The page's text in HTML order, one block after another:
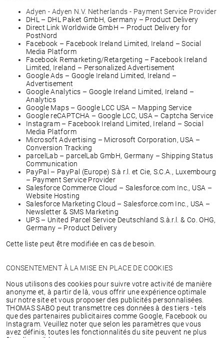
Adyen - Adyen N.V. Netherlands - Payment Service Provider
DHL – DHL Paket GmbH, Germany – Product Delivery
Direct Link Worldwide GmbH – Product Delivery for
PostNord
Facebook – Facebook Ireland Limited, Ireland – Social
Media Platform
Facebook Remarketing/Retargeting – Facebook Ireland
Limited, Ireland – Personalized Advertisement
Google Ads – Google Ireland Limited, Ireland –
Advertisement
Google Analytics – Google Ireland Limited, Ireland –
Analytics
Google Maps – Google LCC USA – Mapping Service
Google reCAPTCHA – Google LCC, USA – Captcha Service
Instagram – Facebook Ireland Limited, Ireland – Social
Media Platform
Microsoft Advertising – Microsoft Corporation, USA –
Conversion Tracking
parcelLab – parcelLab GmbH, Germany – Shipping Status
Communication
PayPal – PayPal (Europe) S.à r.l. et Cie, S.C.A., Luxembourg
– Payment Service Provider
Salesforce Commerce Cloud – Salesforce.com Inc., USA –
Website Hosting
Salesforce Marketing Cloud – Salesforce.com Inc., USA –
Newsletter & SMS Marketing
UPS – United Parcel Service Deutschland S.à.r.l. & Co. OHG,
Germany – Product Delivery
Cette liste peut être modifiée en cas de besoin.
CONSENTEMENT À LA MISE EN PLACE DE COOKIES
Nous utilisons des cookies pour suivre votre activité de manière
anonyme et, à partir de là, vous offrir une expérience optimale
sur notre site et vous proposer des publicités personnalisées.
THOMAS SABO peut transmettre ces données à des tiers - tels
que des partenaires publicitaires comme Google, Facebook ou
Instagram. Veuillez noter que selon les paramètres que vous
avez définis, toutes les fonctionnalités du site peuvent ne plus